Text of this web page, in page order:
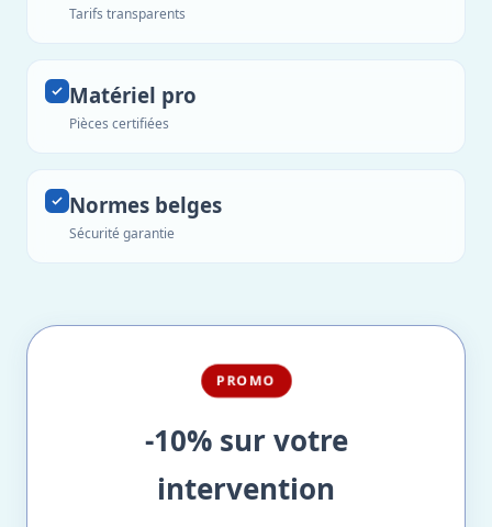
Tarifs transparents
Matériel pro
Pièces certifiées
Normes belges
Sécurité garantie
PROMO
-10% sur votre
intervention